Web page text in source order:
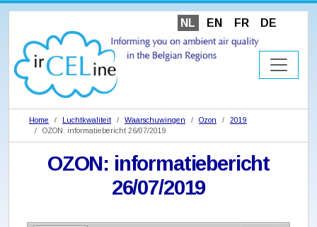
NL EN FR DE
Home Luchtkwaliteit Waarschuwingen Ozon
2019
OZON: informatiebericht 26/07/2019
OZON: informatiebericht
26/07/2019